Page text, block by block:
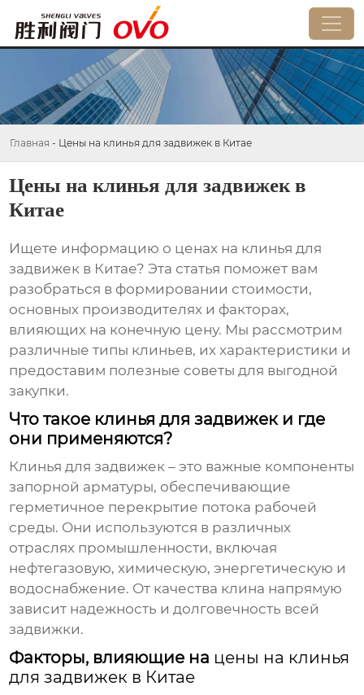
Главная - Цены на клинья для задвижек в Китае
Цены на клинья для задвижек в
Китае
Ищете информацию о ценах на клинья для
задвижек в Китае? Эта статья поможет вам
разобраться в формировании стоимости,
основных производителях и факторах,
влияющих на конечную цену. Мы рассмотрим
различные типы клиньев, их характеристики и
предоставим полезные советы для выгодной
закупки.
Что такое клинья для задвижек и где
они применяются?
Клинья для задвижек – это важные компоненты
запорной арматуры, обеспечивающие
герметичное перекрытие потока рабочей
среды. Они используются в различных
отраслях промышленности, включая
нефтегазовую, химическую, энергетическую и
водоснабжение. От качества клина напрямую
зависит надежность и долговечность всей
задвижки.
Факторы, влияющие на цены на клинья
для задвижек в Китае